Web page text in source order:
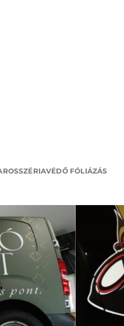
FÓLIÁZÁS